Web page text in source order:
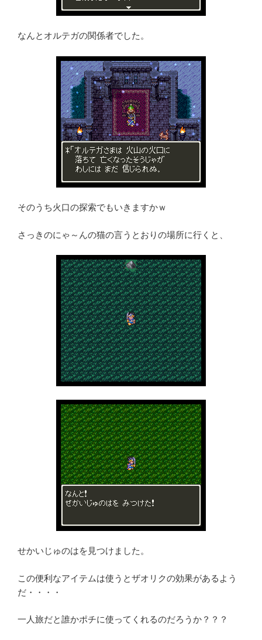
なんとオルテガの関係者でした。
そのうち火口の探索でもいきますかｗ
さっきのにゃ～んの猫の言うとおりの場所に行くと、
せかいじゅのはを見つけました。
この便利なアイテムは使うとザオリクの効果があるよう
だ・・・・
一人旅だと誰かポチに使ってくれるのだろうか？？？